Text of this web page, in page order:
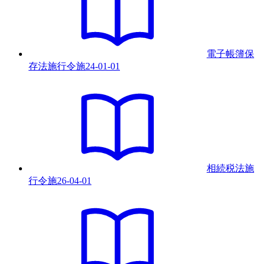
電子帳簿保
存法施行令施24-01-01
相続税法施
行令施26-04-01